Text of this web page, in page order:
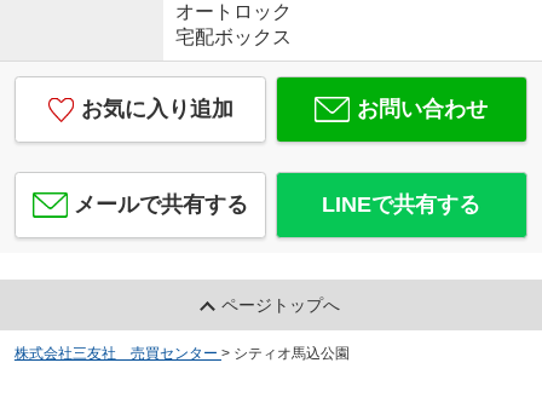
オートロック
宅配ボックス
お気に入り追加 お問い合わせ
メールで共有する LINEで共有する
ページトップへ
株式会社三友社 売買センター > シティオ馬込公園